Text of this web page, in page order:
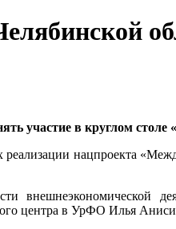
участие в круглом
нацпроекта
внешнеэкономической
центра в УрФО Илья